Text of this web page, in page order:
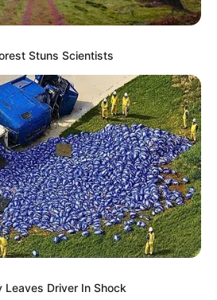
Stuns Scientists
Driver In Shock